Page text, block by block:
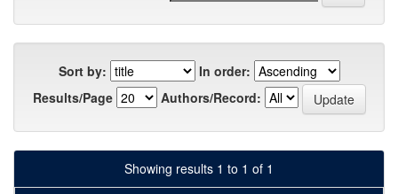
Sort by:
In order:
Results/Page
Authors/Record:
Showing results 1 to 1 of 1